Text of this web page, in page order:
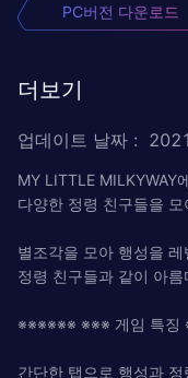
PC버전 다운로드
더보기
업데이트 날짜 :
MY LITTLE MILKYWAY
다양한 정령 친구들을 모
별조각을 모아 행성을 레
정령 친구들과 같이 아
※※※※※※ ※※※ 게임 특징
간단한 탭으로 행성과